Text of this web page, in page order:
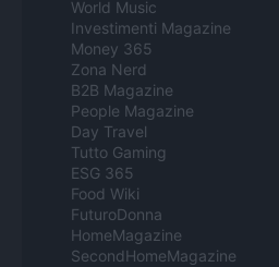
World Music
Investimenti Magazine
Money 365
Zona Nerd
B2B Magazine
People Magazine
Day Travel
Tutto Gaming
ESG 365
Food Wiki
FuturoDonna
HomeMagazine
SecondHomeMagazine